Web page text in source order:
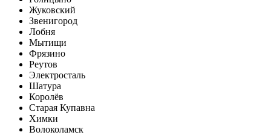
Жуковский
Звенигород
Лобня
Мытищи
Фрязино
Реутов
Электросталь
Шатура
Королёв
Старая Купавна
Химки
Волоколамск